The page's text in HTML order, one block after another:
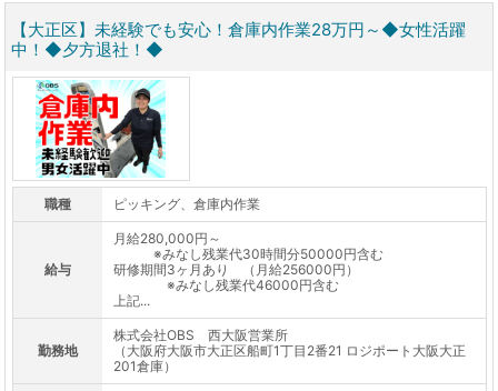
【大正区】未経験でも安心！倉庫内作業28万円～◆女性活躍
中！◆夕方退社！◆
職種 ピッキング、倉庫内作業
給与
月給280,000円～
※みなし残業代30時間分50000円含む
研修期間3ヶ月あり （月給256000円）
※みなし残業代46000円含む
上記...
勤務地
株式会社OBS 西大阪営業所
（大阪府大阪市大正区船町1丁目2番21 ロジポート大阪大正
201倉庫）